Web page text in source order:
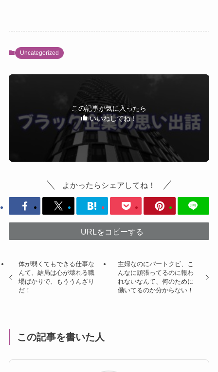
Uncategorized
この記事が気に入ったら
いいねしてね！
よかったらシェアしてね！
URLをコピーする
体が弱くてもできる仕事な
んて、結局は心が壊れる職
場ばかりで、もううんざり
だ！
主婦なのにパートクビ、こ
んなに頑張ってるのに報わ
れないなんて、何のために
働いてるのか分からない！
この記事を書いた人